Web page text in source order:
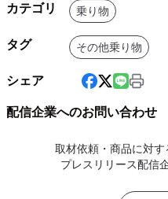
カテゴリ 乗り物
タグ その他乗り物
シェア
配信企業へのお問い合わせ
取材依頼・商品に対す
プレスリリース配信